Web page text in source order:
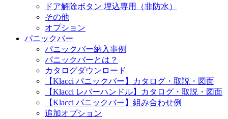
ドア解除ボタン 埋込専用（非防水）
その他
オプション
パニックバー
パニックバー納入事例
パニックバーとは？
カタログダウンロード
【Klacci パニックバー】カタログ・取説・図面
【Klacci レバーハンドル】カタログ・取説・図面
【Klacci パニックバー】組み合わせ例
追加オプション